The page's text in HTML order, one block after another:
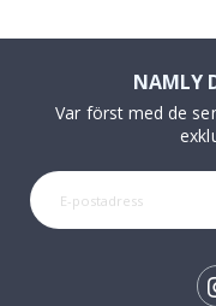
NAMLY
Var först med de